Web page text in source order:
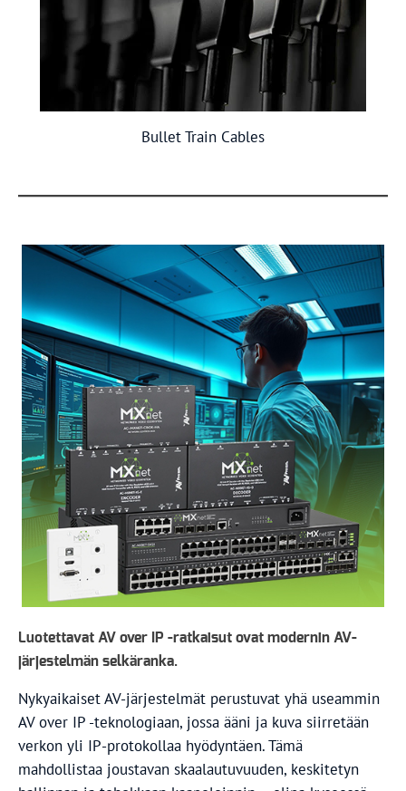
Bullet Train Cables
Luotettavat AV over IP -ratkaisut ovat modernin AV-
järjestelmän selkäranka.
Nykyaikaiset AV-järjestelmät perustuvat yhä useammin
AV over IP -teknologiaan, jossa ääni ja kuva siirretään
verkon yli IP-protokollaa hyödyntäen. Tämä
mahdollistaa joustavan skaalautuvuuden, keskitetyn